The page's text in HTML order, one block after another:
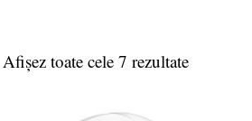
Afișez toate cele 7 rezultate